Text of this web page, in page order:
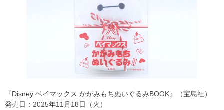
『Disney ベイマックス かがみもちぬいぐるみBOOK』（宝島社）
発売日：2025年11月18日（火）